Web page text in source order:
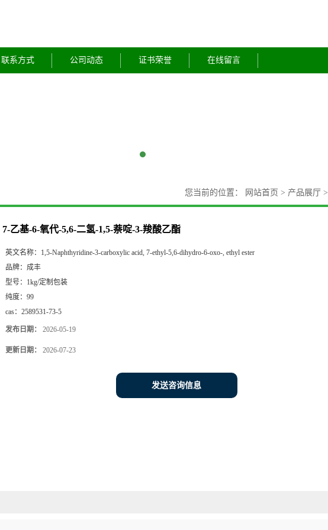
联系方式 公司动态 证书荣誉 在线留言
您当前的位置： 网站首页 > 产品展厅 >
7-乙基-6-氧代-5,6-二氢-1,5-萘啶-3-羧酸乙酯
英文名称： 1,5-Naphthyridine-3-carboxylic acid, 7-ethyl-5,6-dihydro-6-oxo-, ethyl ester
品牌： 成丰
型号： 1kg/定制包装
纯度： 99
cas： 2589531-73-5
发布日期： 2026-05-19
更新日期： 2026-07-23
发送咨询信息